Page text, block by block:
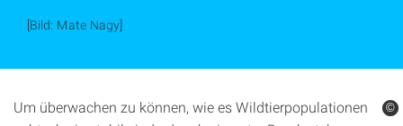
[Bild: Mate Nagy]
Um überwachen zu können, wie es Wildtierpopulationen
©
©